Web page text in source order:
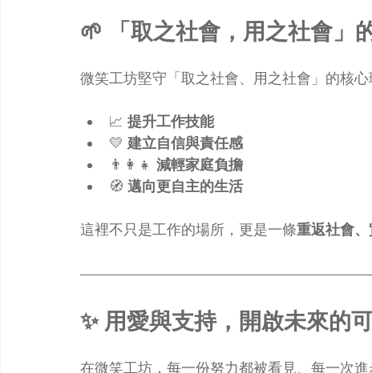
🌱 「取之社會，用之社會」
微笑工坊堅守「取之社會、用之社會」的核
📈 提升工作技能
💛 建立自信與責任感
👨‍👩‍👧 減輕家庭負擔
🧭 邁向更自主的生活
這裡不只是工作的場所，更是一條重返社會
✨ 用愛與支持，開啟未來的
在微笑工坊，每一份努力都被看見、每一次